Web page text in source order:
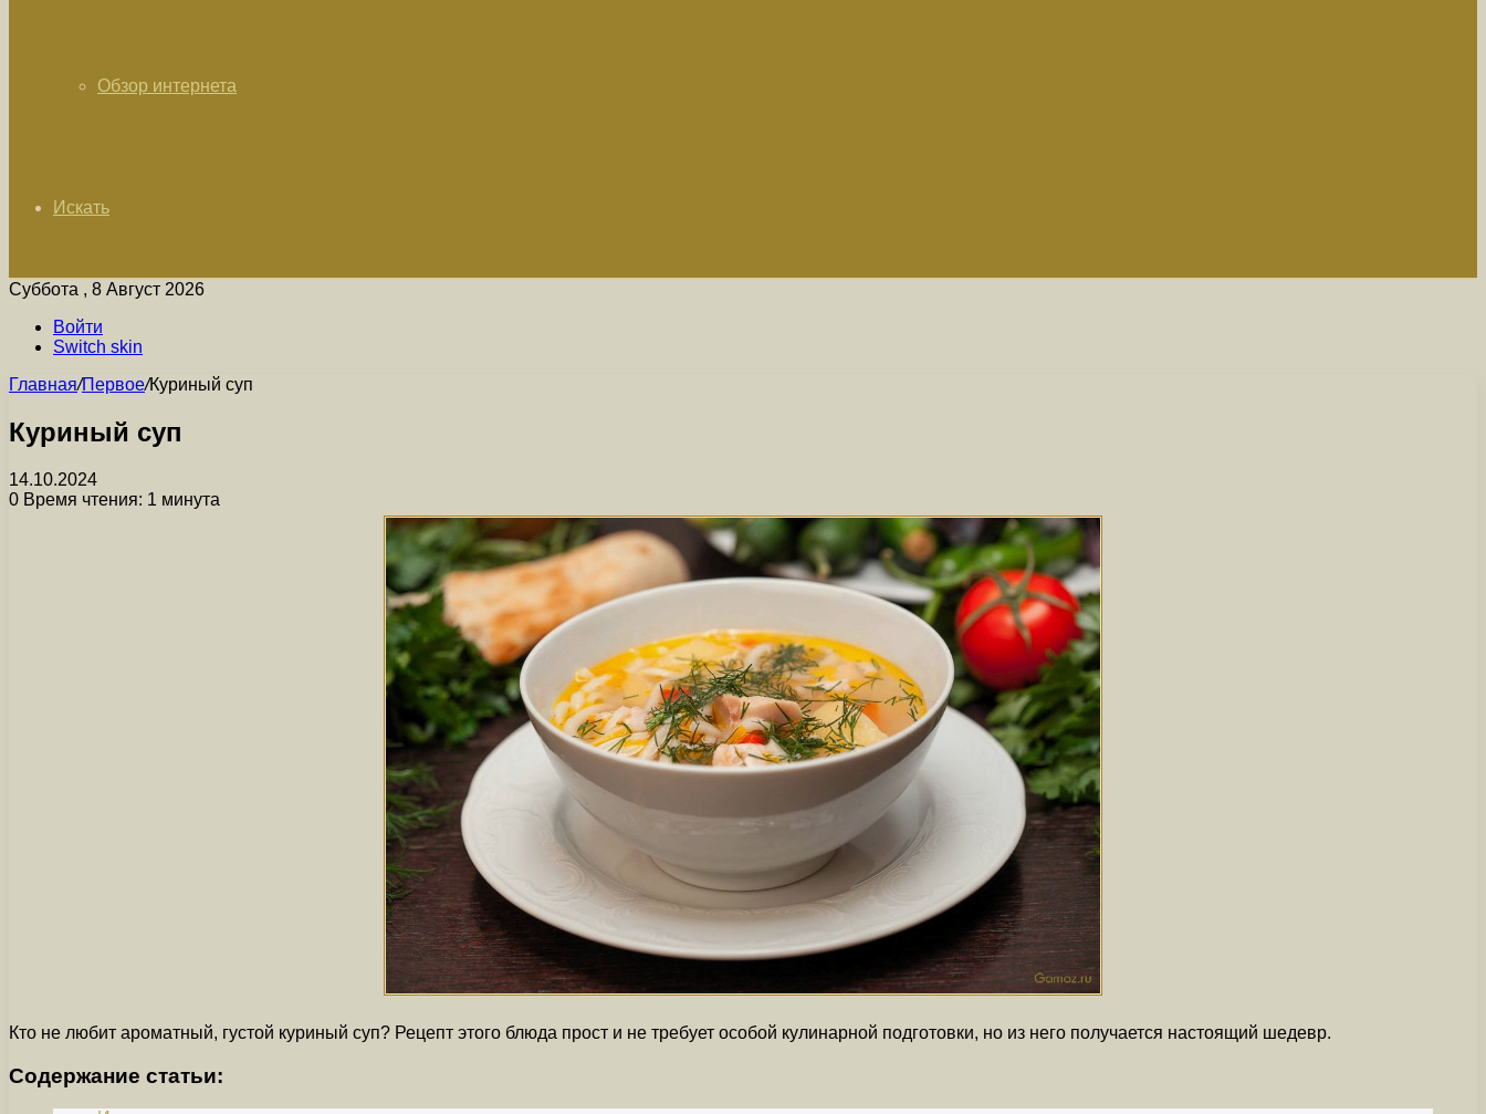
Обзор интернета
Искать
Суббота , 8 Август 2026
Войти
Switch skin
Главная/Первое/Куриный суп
Куриный суп
14.10.2024
0 Время чтения: 1 минута
Кто не любит ароматный, густой куриный суп? Рецепт этого блюда прост и не требует особой кулинарной подготовки, но из него получается настоящий шедевр.
Содержание статьи: